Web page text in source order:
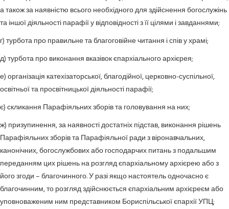
а також за наявністю всього необхідного для здійснення богослужінь
та іншої діяльності парафії у відповідності з її цілями і завданнями;
г) турбота про правильне та благоговійне читання і спів у храмі;
д) турбота про виконання вказівок єпархіального архієрея;
е) організація катехізаторської, благодійної, церковно-суспільної,
освітньої та просвітницької діяльності парафії;
є) скликання Парафіяльних зборів та головування на них;
ж) призупинення, за наявності достатніх підстав, виконання рішень
Парафіяльних зборів та Парафіяльної ради з віронавчальних,
канонічних, богослужбових або господарчих питань з подальшим
переданням цих рішень на розгляд єпархіальному архієрею або з
його згоди – благочинного. У разі якщо настоятель одночасно є
благочинним, то розгляд здійснюється єпархіальним архієреєм або
уповноваженим ним представником Бориспільської єпархії УПЦ;